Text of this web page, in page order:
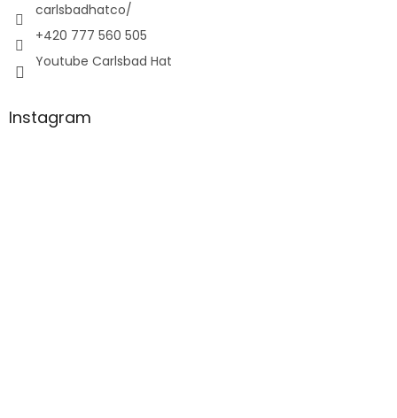
carlsbadhatco/
+420 777 560 505
Youtube Carlsbad Hat
Instagram